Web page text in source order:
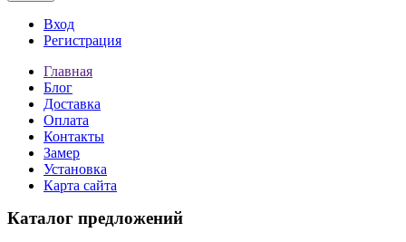
Вход
Регистрация
Главная
Блог
Доставка
Оплата
Контакты
Замер
Установка
Карта сайта
Каталог предложений